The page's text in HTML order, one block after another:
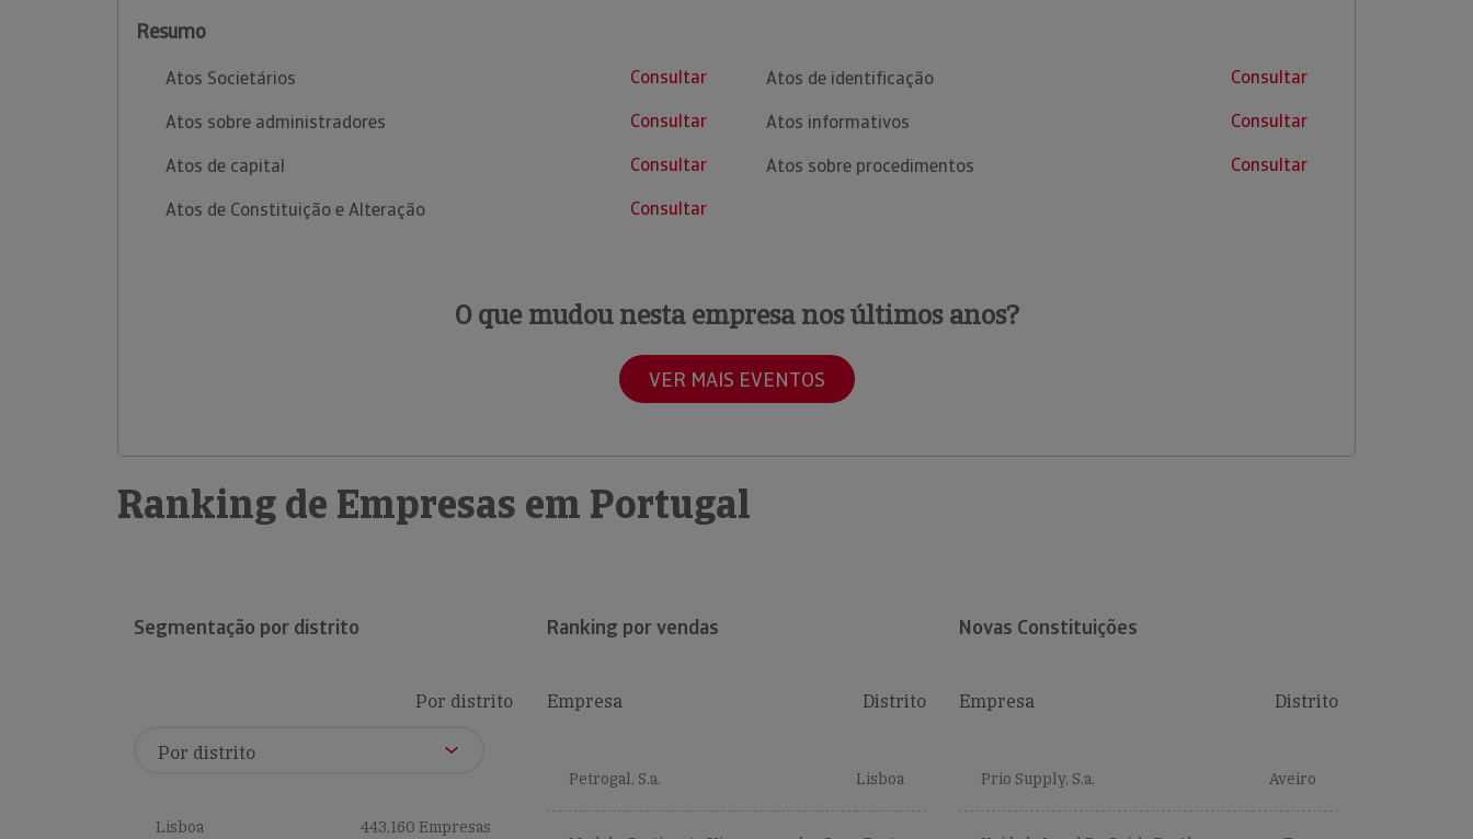
Resumo
Atos Societários
Consultar
Atos sobre administradores
Consultar
Atos de capital
Consultar
Atos de Constituição e Alteração
Consultar
Atos de identificação
Consultar
Atos informativos
Consultar
Atos sobre procedimentos
Consultar
O que mudou nesta empresa nos últimos anos?
VER MAIS EVENTOS
Ranking de Empresas em Portugal
Segmentação por distrito
Por distrito
Lisboa 443,160 Empresas
Ranking por vendas
Empresa Distrito
Petrogal, S.a. Lisboa
Novas Constituições
Empresa Distrito
Prio Supply, S.a. Aveiro